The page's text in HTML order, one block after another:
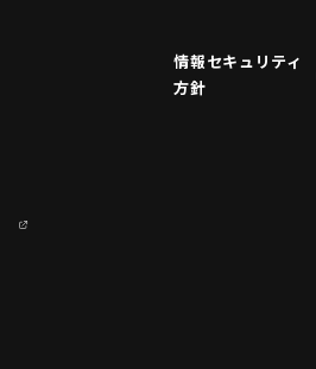
情報セキュリティ
方針